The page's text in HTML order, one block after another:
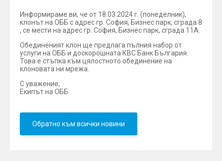
Информираме ви, че от 18.03.2024 г. (понеделник),
клонът на ОББ с адрес гр. София, Бизнес парк, сграда 8
, се мести на адрес гр. София, Бизнес парк, сграда 11А.
Обединеният клон ще предлага пълния набор от
услуги на ОББ и доскорошната КВС Банк България.
Това е стъпка към цялостното обединение на
клоновата ни мрежа.
С уважение,
Екипът на ОББ
Обратно към всички новини